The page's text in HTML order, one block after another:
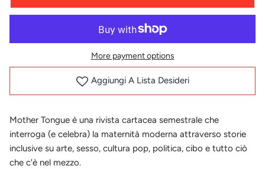
More payment options
Aggiungi A Lista Desideri
Mother Tongue è una rivista cartacea semestrale che
interroga (e celebra) la maternità moderna attraverso storie
inclusive su arte, sesso, cultura pop, politica, cibo e tutto ciò
che c'è nel mezzo.